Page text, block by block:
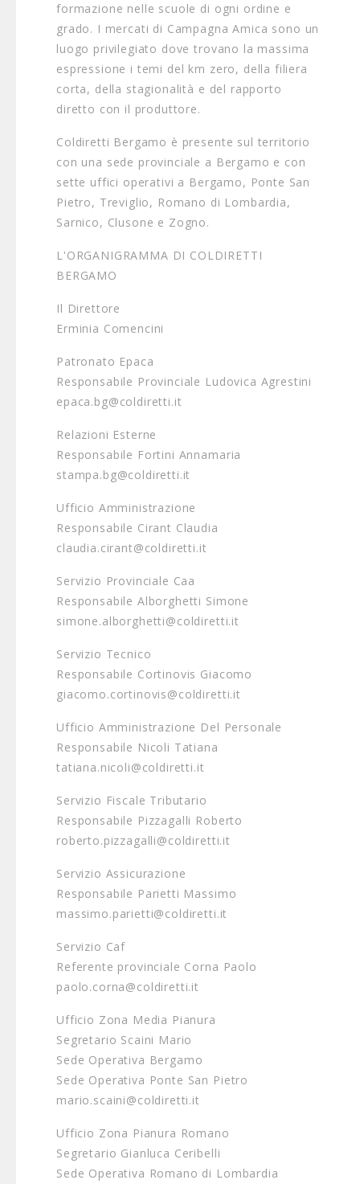
formazione nelle scuole di ogni ordine e
grado. I mercati di Campagna Amica sono un
luogo privilegiato dove trovano la massima
espressione i temi del km zero, della filiera
corta, della stagionalità e del rapporto
diretto con il produttore.
Coldiretti Bergamo è presente sul territorio
con una sede provinciale a Bergamo e con
sette uffici operativi a Bergamo, Ponte San
Pietro, Treviglio, Romano di Lombardia,
Sarnico, Clusone e Zogno.
L'ORGANIGRAMMA DI COLDIRETTI
BERGAMO
Il Direttore
Erminia Comencini
Patronato Epaca
Responsabile Provinciale Ludovica Agrestini
epaca.bg@coldiretti.it
Relazioni Esterne
Responsabile Fortini Annamaria
stampa.bg@coldiretti.it
Ufficio Amministrazione
Responsabile Cirant Claudia
claudia.cirant@coldiretti.it
Servizio Provinciale Caa
Responsabile Alborghetti Simone
simone.alborghetti@coldiretti.it
Servizio Tecnico
Responsabile Cortinovis Giacomo
giacomo.cortinovis@coldiretti.it
Ufficio Amministrazione Del Personale
Responsabile Nicoli Tatiana
tatiana.nicoli@coldiretti.it
Servizio Fiscale Tributario
Responsabile Pizzagalli Roberto
roberto.pizzagalli@coldiretti.it
Servizio Assicurazione
Responsabile Parietti Massimo
massimo.parietti@coldiretti.it
Servizio Caf
Referente provinciale Corna Paolo
paolo.corna@coldiretti.it
Ufficio Zona Media Pianura
Segretario Scaini Mario
Sede Operativa Bergamo
Sede Operativa Ponte San Pietro
mario.scaini@coldiretti.it
Ufficio Zona Pianura Romano
Segretario Gianluca Ceribelli
Sede Operativa Romano di Lombardia